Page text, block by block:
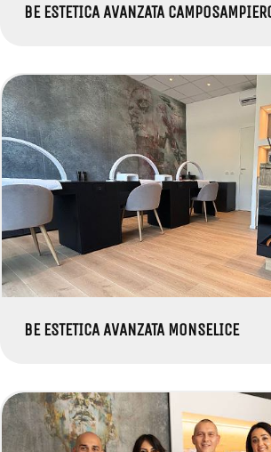
BE ESTETICA AVANZATA
BE ESTETICA AVANZATA MONSELICE